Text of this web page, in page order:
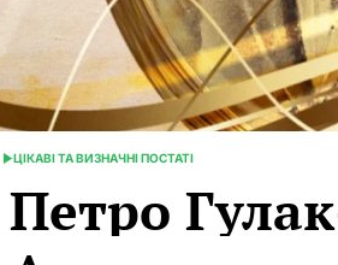
POSTED
ЦІКАВІ ТА ВИЗНАЧНІ ПОСТАТІ
Петро